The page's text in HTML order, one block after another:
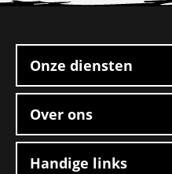
Boxtel
footer
Onze diensten
Over ons
Handige links